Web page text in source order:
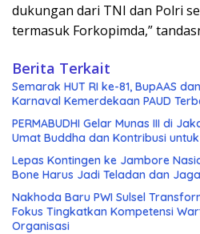
dukungan dari TNI dan Polri
termasuk Forkopimda,”
Berita Terkait
Semarak HUT RI ke-81, BupAAS
Karnaval Kemerdekaan PAUD
PERMABUDHI Gelar Munas III di
Umat Buddha dan Kontribusi
Lepas Kontingen ke Jambore
Bone Harus Jadi Teladan dan
Nakhoda Baru PWI Sulsel
Fokus Tingkatkan Kompetensi
Organisasi